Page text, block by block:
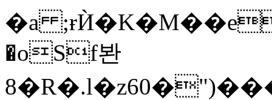
�a
�oSf봔